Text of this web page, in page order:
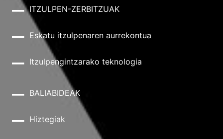
ITZULPEN-ZERBITZUAK
Eskatu itzulpenaren aurrekontua
Itzulpengintzarako teknologia
BALIABIDEAK
Hiztegiak